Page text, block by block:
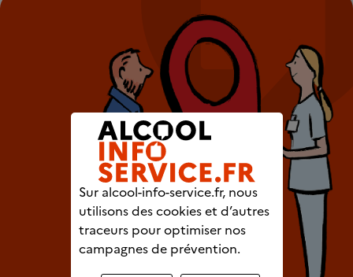
Sur alcool-info-service.fr, nous
utilisons des cookies et d’autres
traceurs pour optimiser nos
campagnes de prévention.